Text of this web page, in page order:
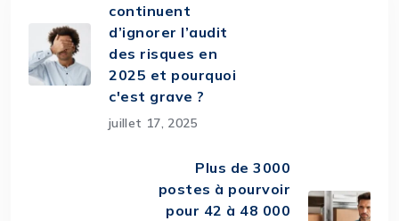
continuent
d’ignorer l’audit
des risques en
2025 et pourquoi
c'est grave ?
juillet 17, 2025
Plus de 3000
postes à pourvoir
pour 42 à 48 000